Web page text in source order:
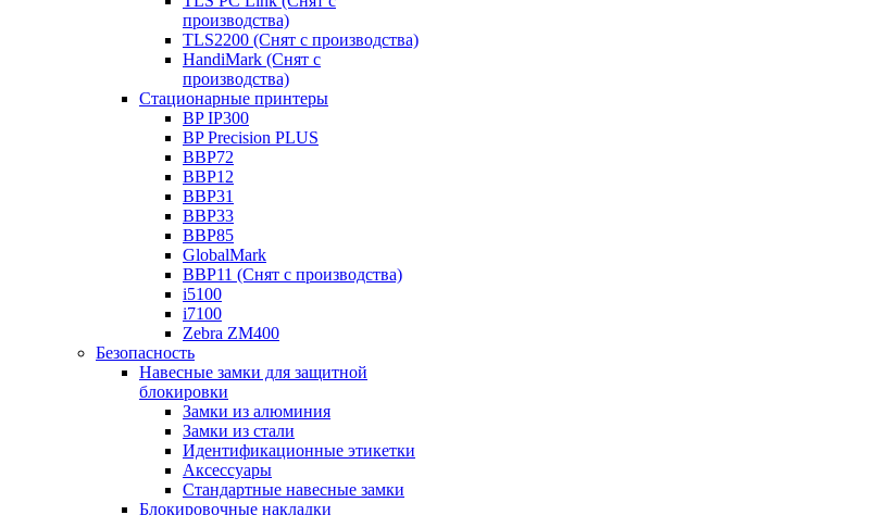
производства)
TLS2200 (Снят с производства)
HandiMark (Снят с
производства)
Стационарные принтеры
BP IP300
BP Precision PLUS
BBP72
BBP12
BBP31
BBP33
BBP85
GlobalMark
BBP11 (Снят с производства)
i5100
i7100
Zebra ZM400
Безопасность
Навесные замки для защитной
блокировки
Замки из алюминия
Замки из стали
Идентификационные этикетки
Аксессуары
Стандартные навесные замки
Блокировочные накладки